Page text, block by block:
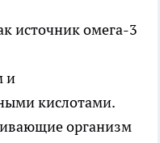
источник омега-3
и
кислотами.
организм